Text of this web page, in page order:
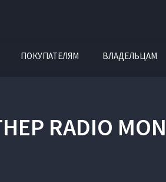
ПОКУПАТЕЛЯМ ВЛАДЕЛЬЦАМ
RADIO